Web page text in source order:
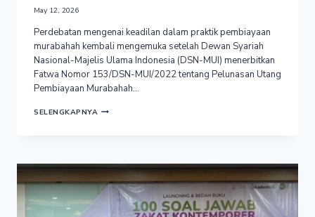
May 12, 2026
Perdebatan mengenai keadilan dalam praktik pembiayaan
murabahah kembali mengemuka setelah Dewan Syariah
Nasional-Majelis Ulama Indonesia (DSN-MUI) menerbitkan
Fatwa Nomor 153/DSN-MUI/2022 tentang Pelunasan Utang
Pembiayaan Murabahah…
SELENGKAPNYA FATWA
TEGASKAN
KEADILAN
DALAM
MURABAHAH,